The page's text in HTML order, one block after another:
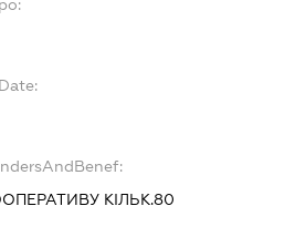
КІЛЬК.80